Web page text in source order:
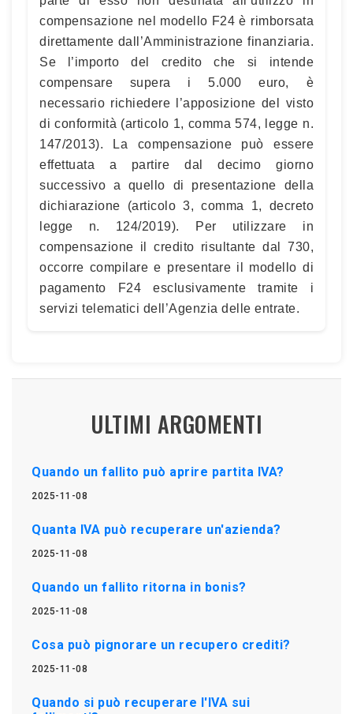
compensazione nel modello F24 è rimborsata
direttamente dall’Amministrazione finanziaria.
Se l’importo del credito che si intende
compensare supera i 5.000 euro, è
necessario richiedere l’apposizione del visto
di conformità (articolo 1, comma 574, legge n.
147/2013). La compensazione può essere
effettuata a partire dal decimo giorno
successivo a quello di presentazione della
dichiarazione (articolo 3, comma 1, decreto
legge n. 124/2019). Per utilizzare in
compensazione il credito risultante dal 730,
occorre compilare e presentare il modello di
pagamento F24 esclusivamente tramite i
servizi telematici dell’Agenzia delle entrate.
ULTIMI ARGOMENTI
Quando un fallito può aprire partita IVA?
2025-11-08
Quanta IVA può recuperare un'azienda?
2025-11-08
Quando un fallito ritorna in bonis?
2025-11-08
Cosa può pignorare un recupero crediti?
2025-11-08
Quando si può recuperare l'IVA sui